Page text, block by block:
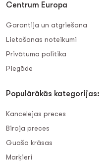
Centrum Europa
Garantija un atgriešana
Lietošanas noteikumi
Privātuma politika
Piegāde
Populārākās kategorijas:
Kancelejas preces
Biroja preces
Guaša krāsas
Marķieri